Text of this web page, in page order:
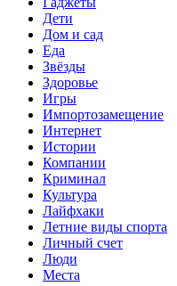
Дети
Дом и сад
Еда
Звёзды
Здоровье
Игры
Импортозамещение
Интернет
Истории
Компании
Криминал
Культура
Лайфхаки
Летние виды спорта
Личный счет
Люди
Места